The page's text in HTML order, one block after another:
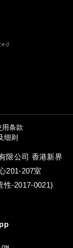
用条款
细则
限公司 香港新界
201-207室
性-2017-0021)